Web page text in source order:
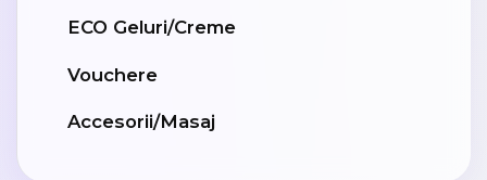
ECO Geluri/Creme
Vouchere
Accesorii/Masaj